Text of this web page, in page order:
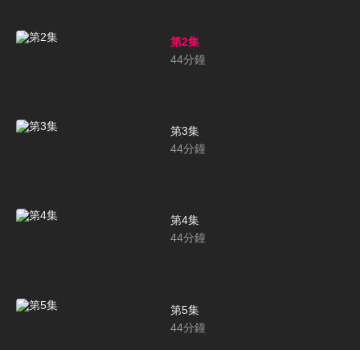
第2集
44分鐘
第3集
44分鐘
第4集
44分鐘
第5集
44分鐘